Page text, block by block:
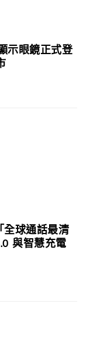
示眼鏡正式登
球通話最清
與智慧充電